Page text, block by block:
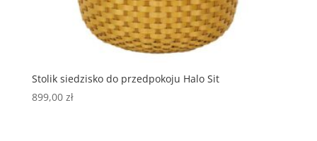
Stolik siedzisko do przedpokoju Halo Sit
899,00 zł